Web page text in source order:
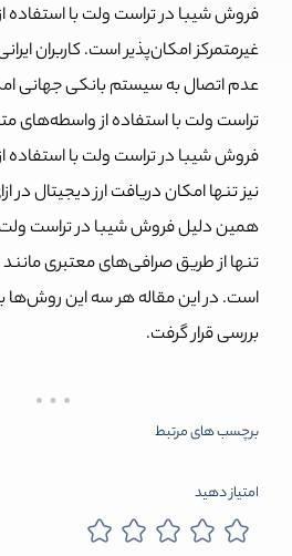
فروش شیبا در تراست ولت با استفاده
غیرمتمرکز امکان‌پذیر است. کاربران
عدم اتصال به سیستم بانکی جهانی
تراست ولت با استفاده از واسطه‌های
فروش شیبا در تراست ولت با استفاده
نیز تنها امکان دریافت ارز دیجیتال
همین دلیل فروش شیبا در تراست ولت
تنها از طریق صرافی‌های معتبری
است. در این مقاله هر سه این روش‌ها
بررسی قرار گرفت.
برچسب های مرتبط
امتیاز دهید